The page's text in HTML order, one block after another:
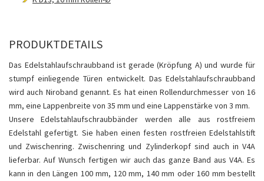
PRODUKTDETAILS
Das Edelstahlaufschraubband ist gerade (Kröpfung A) und wurde für
stumpf einliegende Türen entwickelt. Das Edelstahlaufschraubband
wird auch Niroband genannt. Es hat einen Rollendurchmesser von 16
mm, eine Lappenbreite von 35 mm und eine Lappenstärke von 3 mm.
Unsere Edelstahlaufschraubbänder werden alle aus rostfreiem
Edelstahl gefertigt. Sie haben einen festen rostfreien Edelstahlstift
und Zwischenring. Zwischenring und Zylinderkopf sind auch in V4A
lieferbar. Auf Wunsch fertigen wir auch das ganze Band aus V4A. Es
kann in den Längen 100 mm, 120 mm, 140 mm oder 160 mm bestellt